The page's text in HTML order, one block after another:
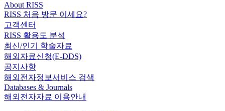
About RISS
RISS 처음 방문 이세요?
고객센터
RISS 활용도 분석
최신/인기 학술자료
해외자료신청(E-DDS)
공지사항
해외전자정보서비스 검색
Databases & Journals
해외전자자료 이용안내